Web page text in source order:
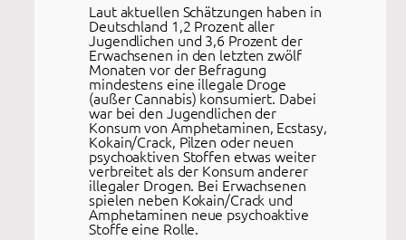
Laut aktuellen Schätzungen haben in
Deutschland 1,2 Prozent aller
Jugendlichen und 3,6 Prozent der
Erwachsenen in den letzten zwölf
Monaten vor der Befragung
mindestens eine illegale Droge
(außer Cannabis) konsumiert. Dabei
war bei den Jugendlichen der
Konsum von Amphetaminen, Ecstasy,
Kokain/Crack, Pilzen oder neuen
psychoaktiven Stoffen etwas weiter
verbreitet als der Konsum anderer
illegaler Drogen. Bei Erwachsenen
spielen neben Kokain/Crack und
Amphetaminen neue psychoaktive
Stoffe eine Rolle.